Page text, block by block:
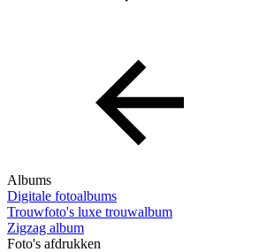
Albums
Digitale fotoalbums
Trouwfoto's luxe trouwalbum
Zigzag album
Foto's afdrukken